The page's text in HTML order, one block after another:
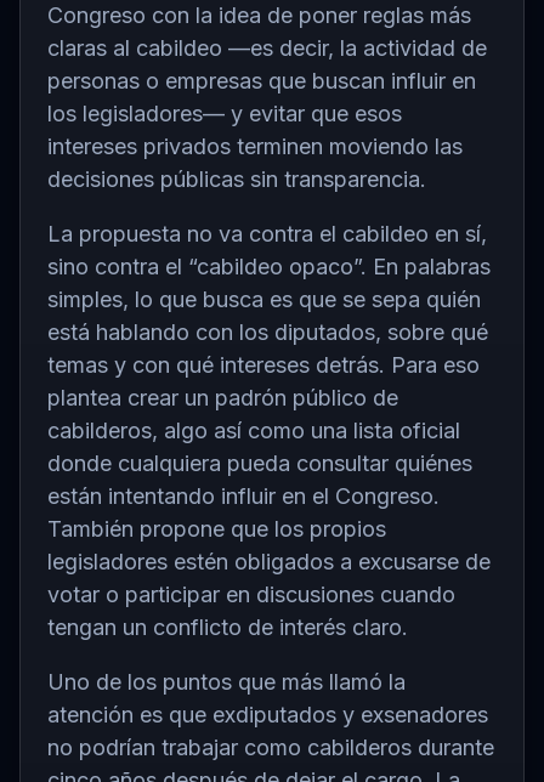
Congreso con la idea de poner reglas más
claras al cabildeo —es decir, la actividad de
personas o empresas que buscan influir en
los legisladores— y evitar que esos
intereses privados terminen moviendo las
decisiones públicas sin transparencia.
La propuesta no va contra el cabildeo en sí,
sino contra el “cabildeo opaco”. En palabras
simples, lo que busca es que se sepa quién
está hablando con los diputados, sobre qué
temas y con qué intereses detrás. Para eso
plantea crear un padrón público de
cabilderos, algo así como una lista oficial
donde cualquiera pueda consultar quiénes
están intentando influir en el Congreso.
También propone que los propios
legisladores estén obligados a excusarse de
votar o participar en discusiones cuando
tengan un conflicto de interés claro.
Uno de los puntos que más llamó la
atención es que exdiputados y exsenadores
no podrían trabajar como cabilderos durante